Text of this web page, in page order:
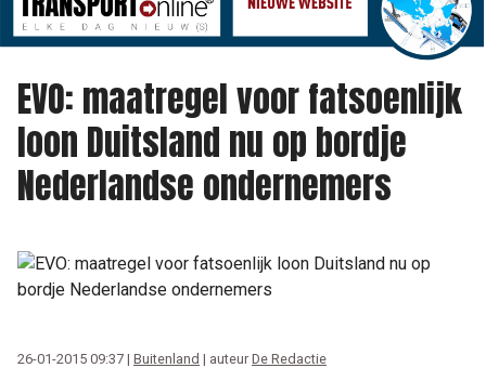
EVO: maatregel voor fatsoenlijk
loon Duitsland nu op bordje
Nederlandse ondernemers
26-01-2015 09:37 | Buitenland | auteur De Redactie